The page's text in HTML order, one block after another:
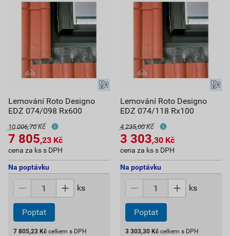
Lemování Roto Designo
EDZ 074/098 Rx600
10 006,70 Kč
7 805,23 Kč
cena za ks s DPH
Na poptávku
ks
Poptat
7 805,23 Kč celkem s DPH
Lemování Roto Designo
EDZ 074/118 Rx100
4 235,00 Kč
3 303,30 Kč
cena za ks s DPH
Na poptávku
ks
Poptat
3 303,30 Kč celkem s DPH